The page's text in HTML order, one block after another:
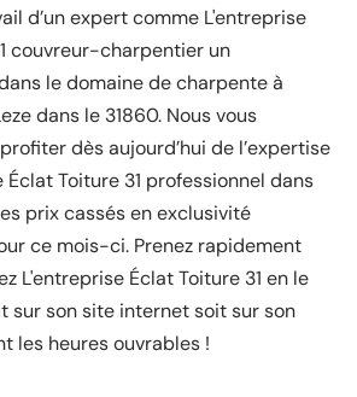
d’un expert comme L'entreprise
couvreur-charpentier un
le domaine de charpente à
dans le 31860. Nous vous
dès aujourd’hui de l’expertise
Éclat Toiture 31 professionnel dans
prix cassés en exclusivité
ce mois-ci. Prenez rapidement
L'entreprise Éclat Toiture 31 en le
sur son site internet soit sur son
les heures ouvrables !